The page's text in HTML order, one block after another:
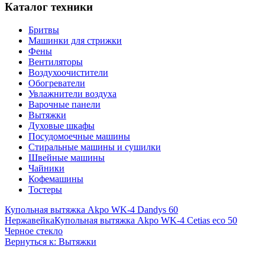
Каталог техники
Бритвы
Машинки для стрижки
Фены
Вентиляторы
Воздухоочистители
Обогреватели
Увлажнители воздуха
Варочные панели
Вытяжки
Духовые шкафы
Посудомоечные машины
Стиральные машины и сушилки
Швейные машины
Чайники
Кофемашины
Тостеры
Купольная вытяжка Akpo WK-4 Dandys 60
НержавейкаКупольная вытяжка Akpo WK-4 Cetias eco 50
Черное стекло
Вернуться к: Вытяжки